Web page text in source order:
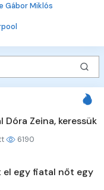
Gábor Miklós
Dóra Zeina, keressük
6190
egy fiatal nőt egy